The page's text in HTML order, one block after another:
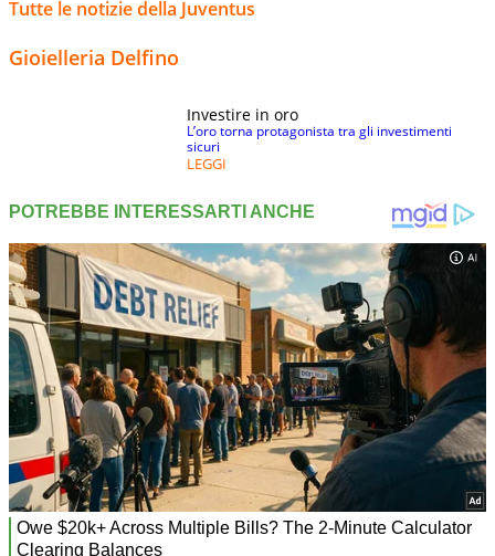
Tutte le notizie della Juventus
Gioielleria Delfino
Investire in oro
L’oro torna protagonista tra gli investimenti
sicuri
LEGGI